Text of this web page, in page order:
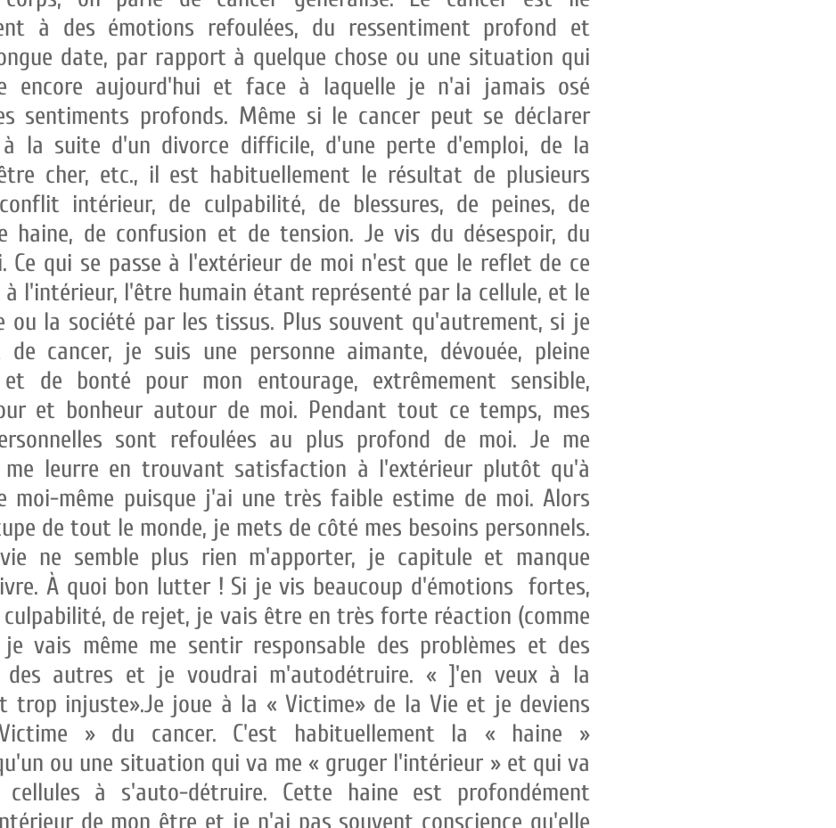
à des émotions refoulées, du ressentiment profond et
date, par rapport à quelque chose ou une situation qui
encore aujourd'hui et face à laquelle je n'ai jamais osé
sentiments profonds. Même si le cancer peut se déclarer
à la suite d'un divorce difficile, d'une perte d'emploi, de la
cher, etc., il est habituellement le résultat de plusieurs
intérieur, de culpabilité, de blessures, de peines, de
haine, de confusion et de tension. Je vis du désespoir, du
Ce qui se passe à l'extérieur de moi n'est que le reflet de ce
à l'intérieur, l'être humain étant représenté par la cellule, et le
ou la société par les tissus. Plus souvent qu'autrement, si je
cancer, je suis une personne aimante, dévouée, pleine
de bonté pour mon entourage, extrêmement sensible,
et bonheur autour de moi. Pendant tout ce temps, mes
sont refoulées au plus profond de moi. Je me
leurre en trouvant satisfaction à l'extérieur plutôt qu'à
moi-même puisque j'ai une très faible estime de moi. Alors
de tout le monde, je mets de côté mes besoins personnels.
ne semble plus rien m'apporter, je capitule et manque
À quoi bon lutter ! Si je vis beaucoup d'émotions fortes,
culpabilité, de rejet, je vais être en très forte réaction (comme
vais même me sentir responsable des problèmes et des
des autres et je voudrai m'autodétruire. « ]'en veux à la
trop injuste».Je joue à la « Victime» de la Vie et je deviens
» du cancer. C'est habituellement la « haine »
ou une situation qui va me « gruger l'intérieur » et qui va
cellules à s'auto-détruire. Cette haine est profondément
de mon être et je n'ai pas souvent conscience qu'elle